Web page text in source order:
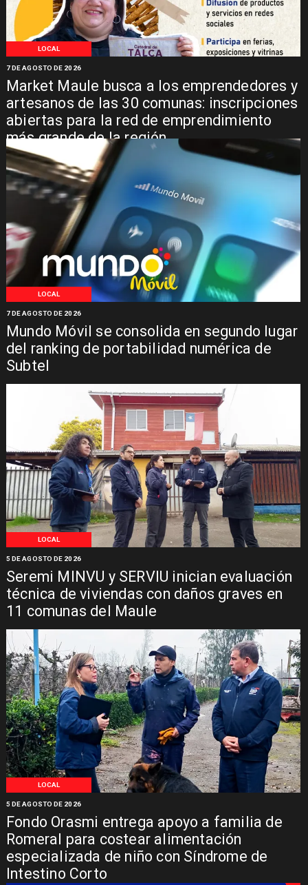
LOCAL
Market Maule busca a los emprendedores y
artesanos de las 30 comunas: inscripciones
abiertas para la red de emprendimiento
más grande de la región
7 DE AGOSTO DE 2026
LOCAL
Mundo Móvil se consolida en segundo lugar
del ranking de portabilidad numérica de
Subtel
7 DE AGOSTO DE 2026
LOCAL
Seremi MINVU y SERVIU inician evaluación
técnica de viviendas con daños graves en
11 comunas del Maule
5 DE AGOSTO DE 2026
LOCAL
Fondo Orasmi entrega apoyo a familia de
Romeral para costear alimentación
especializada de niño con Síndrome de
Intestino Corto
5 DE AGOSTO DE 2026